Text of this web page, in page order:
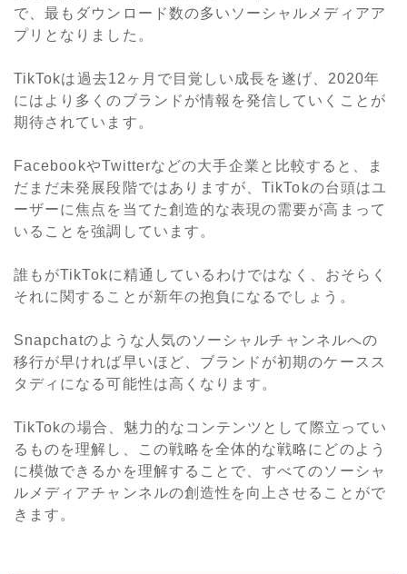
で、最もダウンロード数の多いソーシャルメディアア
プリとなりました。
TikTokは過去12ヶ月で目覚しい成長を遂げ、2020年
にはより多くのブランドが情報を発信していくことが
期待されています。
FacebookやTwitterなどの大手企業と比較すると、ま
だまだ未発展段階ではありますが、TikTokの台頭はユ
ーザーに焦点を当てた創造的な表現の需要が高まって
いることを強調しています。
誰もがTikTokに精通しているわけではなく、おそらく
それに関することが新年の抱負になるでしょう。
Snapchatのような人気のソーシャルチャンネルへの
移行が早ければ早いほど、ブランドが初期のケースス
タディになる可能性は高くなります。
TikTokの場合、魅力的なコンテンツとして際立ってい
るものを理解し、この戦略を全体的な戦略にどのよう
に模倣できるかを理解することで、すべてのソーシャ
ルメディアチャンネルの創造性を向上させることがで
きます。